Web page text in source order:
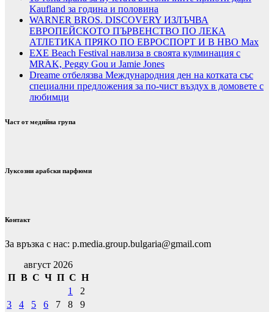
Kaufland за година и половина
WARNER BROS. DISCOVERY ИЗЛЪЧВА
ЕВРОПЕЙСКОТО ПЪРВЕНСТВО ПО ЛЕКА
АТЛЕТИКА ПРЯКО ПО ЕВРОСПОРТ И В НВО Мах
EXE Beach Festival навлиза в своята кулминация с
MRAK, Peggy Gou и Jamie Jones
Dreame отбелязва Международния ден на котката със
специални предложения за по-чист въздух в домовете с
любимци
Част от медийна група
Луксозни арабски парфюми
Контакт
За връзка с нас: p.media.group.bulgaria@gmail.com
август 2026
П В С Ч П С Н
1
2
3
4 5 6 7 8
9